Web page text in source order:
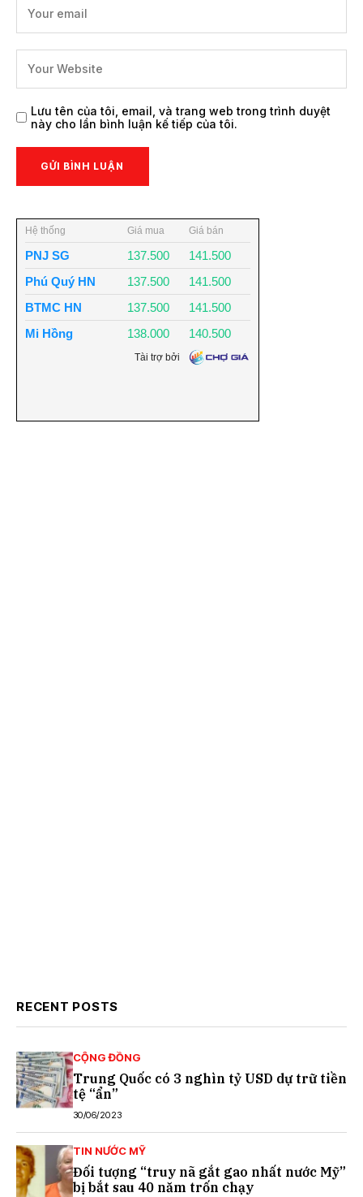
Lưu tên của tôi, email, và trang web trong trình duyệt
này cho lần bình luận kế tiếp của tôi.
RECENT POSTS
CỘNG ĐỒNG
Trung Quốc có 3 nghìn tỷ USD dự trữ tiền
tệ “ẩn”
30/06/2023
TIN NƯỚC MỸ
Đối tượng “truy nã gắt gao nhất nước Mỹ”
bị bắt sau 40 năm trốn chạy